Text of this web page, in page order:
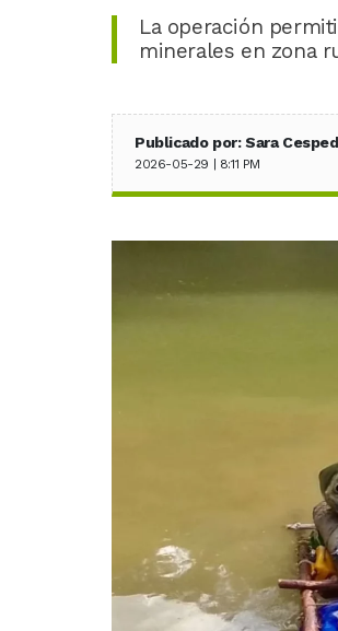
La operación
minerales en zona
Publicado por: Sara
2026-05-29 | 8:11 PM